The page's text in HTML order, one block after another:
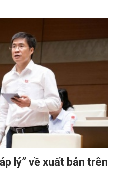
lý” về xuất bản trên